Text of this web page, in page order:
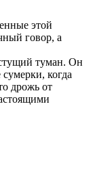
этой
говор, а
туман. Он
когда
дрожь от